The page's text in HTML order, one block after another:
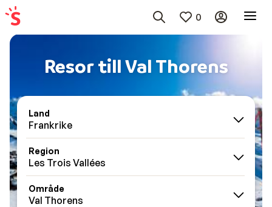
0
Resor till Val Thorens
Land
Frankrike
Region
Les Trois Vallées
Område
Val Thorens